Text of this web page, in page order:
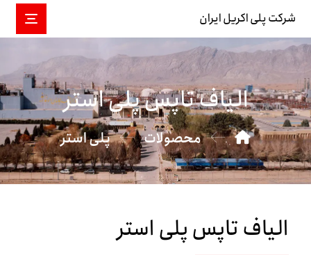
شرکت پلی اکریل ایران
الیاف تاپس پلی استر​
محصولات پلی استر
الیاف تاپس پلی استر